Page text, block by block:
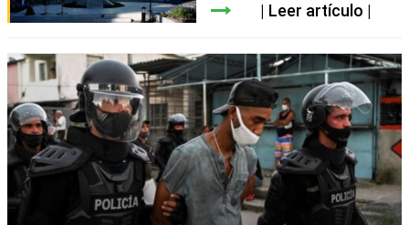
Leer artículo